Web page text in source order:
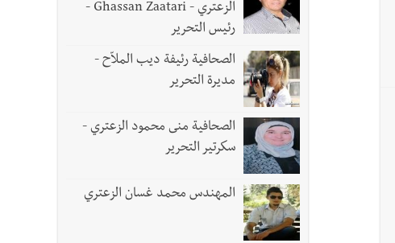
الزعتري - Ghassan Zaatari -
رئيس التحرير
الصحافية رئيفة ديب الملاّح -
مديرة التحرير
الصحافية منى محمود الزعتري -
سكرتير التحرير
المهندس محمد غسان الزعتري